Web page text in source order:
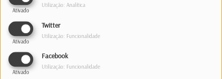
Ativado
Utilização: Analítica
Twitter
Ativado
Utilização: Funcionalidade
Facebook
Ativado
Utilização: Funcionalidade